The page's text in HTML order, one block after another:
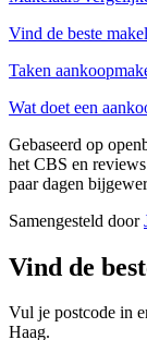
Vind de beste
Taken
Wat doet een
Gebaseerd op
het CBS en
paar dagen
Samengesteld door
Vind de
Vul je postcode in
Haag.